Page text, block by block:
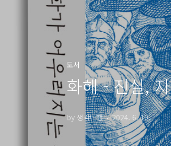
도서
화해 - 진실,
by 생각비행 2024. 6. 10.